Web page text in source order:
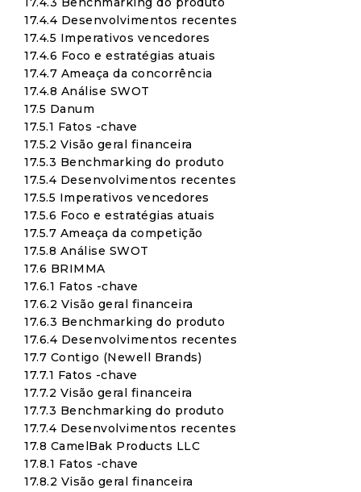
17.4.4 Desenvolvimentos recentes
17.4.5 Imperativos vencedores
17.4.6 Foco e estratégias atuais
17.4.7 Ameaça da concorrência
17.4.8 Análise SWOT
17.5 Danum
17.5.1 Fatos -chave
17.5.2 Visão geral financeira
17.5.3 Benchmarking do produto
17.5.4 Desenvolvimentos recentes
17.5.5 Imperativos vencedores
17.5.6 Foco e estratégias atuais
17.5.7 Ameaça da competição
17.5.8 Análise SWOT
17.6 BRIMMA
17.6.1 Fatos -chave
17.6.2 Visão geral financeira
17.6.3 Benchmarking do produto
17.6.4 Desenvolvimentos recentes
17.7 Contigo (Newell Brands)
17.7.1 Fatos -chave
17.7.2 Visão geral financeira
17.7.3 Benchmarking do produto
17.7.4 Desenvolvimentos recentes
17.8 CamelBak Products LLC
17.8.1 Fatos -chave
17.8.2 Visão geral financeira